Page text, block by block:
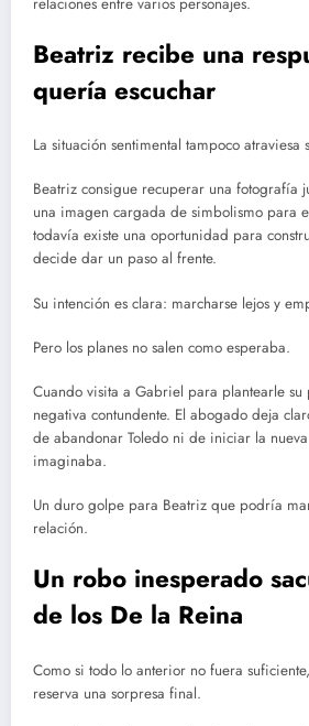
Beatriz recibe una
quería escuchar
La situación sentimental tampoco atraviesa
Beatriz consigue recuperar una fotografía
una imagen cargada de simbolismo para
todavía existe una oportunidad para
decide dar un paso al frente.
Su intención es clara: marcharse lejos y
Pero los planes no salen como esperaba.
Cuando visita a Gabriel para plantearle su
negativa contundente. El abogado deja
de abandonar Toledo ni de iniciar la
imaginaba.
Un duro golpe para Beatriz que podría
relación.
Un robo inesperado
de los De la Reina
Como si todo lo anterior no fuera
reserva una sorpresa final.